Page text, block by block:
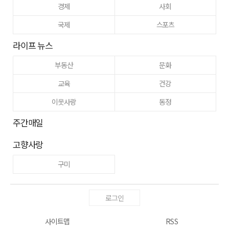
경제
사회
국제
스포츠
라이프 뉴스
부동산
문화
교육
건강
이웃사랑
동정
주간매일
고향사랑
구미
로그인
사이트맵 RSS